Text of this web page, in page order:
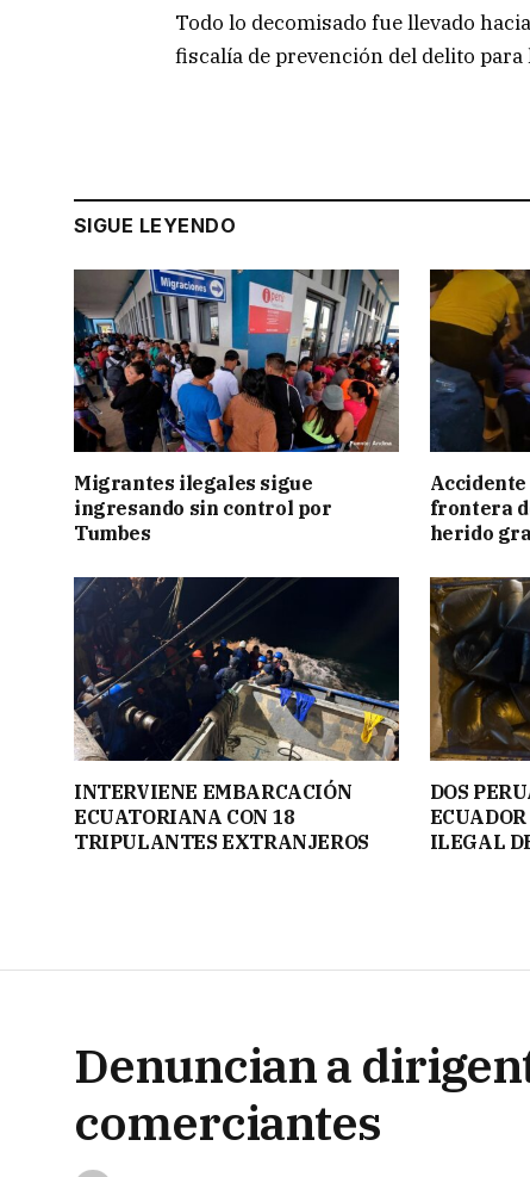
Todo lo decomisado fue llevado
fiscalía de prevención del delito para
SIGUE LEYENDO
Migrantes ilegales sigue
ingresando sin control por
Tumbes
frontera
herido
INTERVIENE EMBARCACIÓN
ECUATORIANA CON 18
TRIPULANTES EXTRANJEROS
DOS
ILEGAL
Denuncian a
comerciantes